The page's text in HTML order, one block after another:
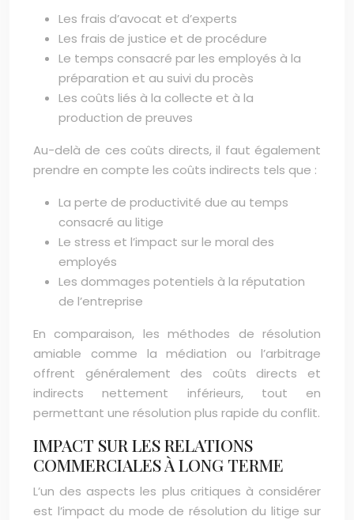
Les frais d’avocat et d’experts
Les frais de justice et de procédure
Le temps consacré par les employés à la
préparation et au suivi du procès
Les coûts liés à la collecte et à la
production de preuves
Au-delà de ces coûts directs, il faut également
prendre en compte les coûts indirects tels que :
La perte de productivité due au temps
consacré au litige
Le stress et l’impact sur le moral des
employés
Les dommages potentiels à la réputation
de l’entreprise
En comparaison, les méthodes de résolution
amiable comme la médiation ou l’arbitrage
offrent généralement des coûts directs et
indirects nettement inférieurs, tout en
permettant une résolution plus rapide du conflit.
IMPACT SUR LES RELATIONS
COMMERCIALES À LONG TERME
L’un des aspects les plus critiques à considérer
est l’impact du mode de résolution du litige sur